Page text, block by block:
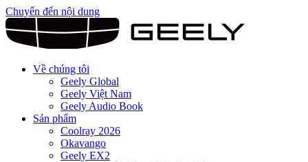
Chuyển đến nội dung
Về chúng tôi
Geely Global
Geely Việt Nam
Geely Audio Book
Sản phẩm
Coolray 2026
Okavango
Geely EX2